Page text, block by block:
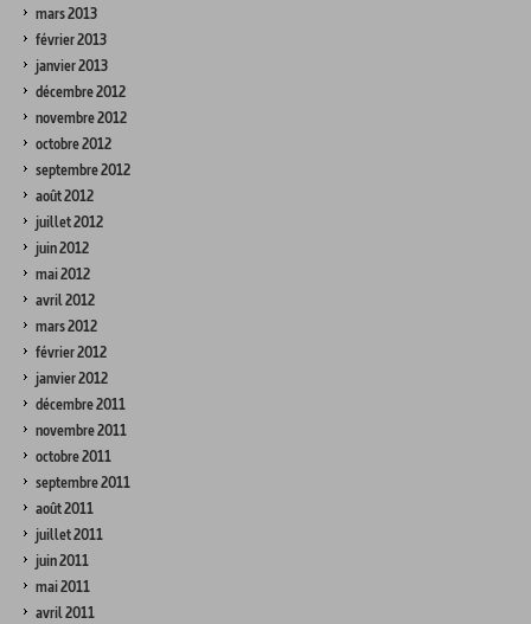
mars 2013
février 2013
janvier 2013
décembre 2012
novembre 2012
octobre 2012
septembre 2012
août 2012
juillet 2012
juin 2012
mai 2012
avril 2012
mars 2012
février 2012
janvier 2012
décembre 2011
novembre 2011
octobre 2011
septembre 2011
août 2011
juillet 2011
juin 2011
mai 2011
avril 2011